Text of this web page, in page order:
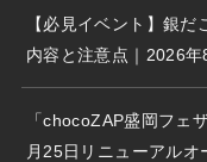
【必見イベント】銀
内容と注意点｜2026年
「chocoZAP盛岡フェ
月25日リニューアルオ